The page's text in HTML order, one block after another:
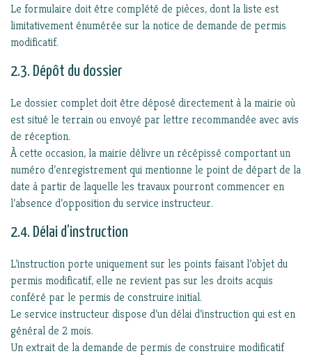
Le formulaire doit être complété de pièces, dont la liste est
limitativement énumérée sur la notice de demande de permis
modificatif.
2.3. Dépôt du dossier
Le dossier complet doit être déposé directement à la mairie où
est situé le terrain ou envoyé par lettre recommandée avec avis
de réception.
À cette occasion, la mairie délivre un récépissé comportant un
numéro d’enregistrement qui mentionne le point de départ de la
date à partir de laquelle les travaux pourront commencer en
l’absence d’opposition du service instructeur.
2.4. Délai d’instruction
L’instruction porte uniquement sur les points faisant l’objet du
permis modificatif, elle ne revient pas sur les droits acquis
conféré par le permis de construire initial.
Le service instructeur dispose d’un délai d’instruction qui est en
général de 2 mois.
Un extrait de la demande de permis de construire modificatif